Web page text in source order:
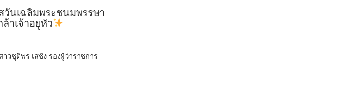
วันเฉลิมพระชนมพรรษา
าเจ้าอยู่หัว
วชุติพร เสชัง รองผู้ว่าราชการ